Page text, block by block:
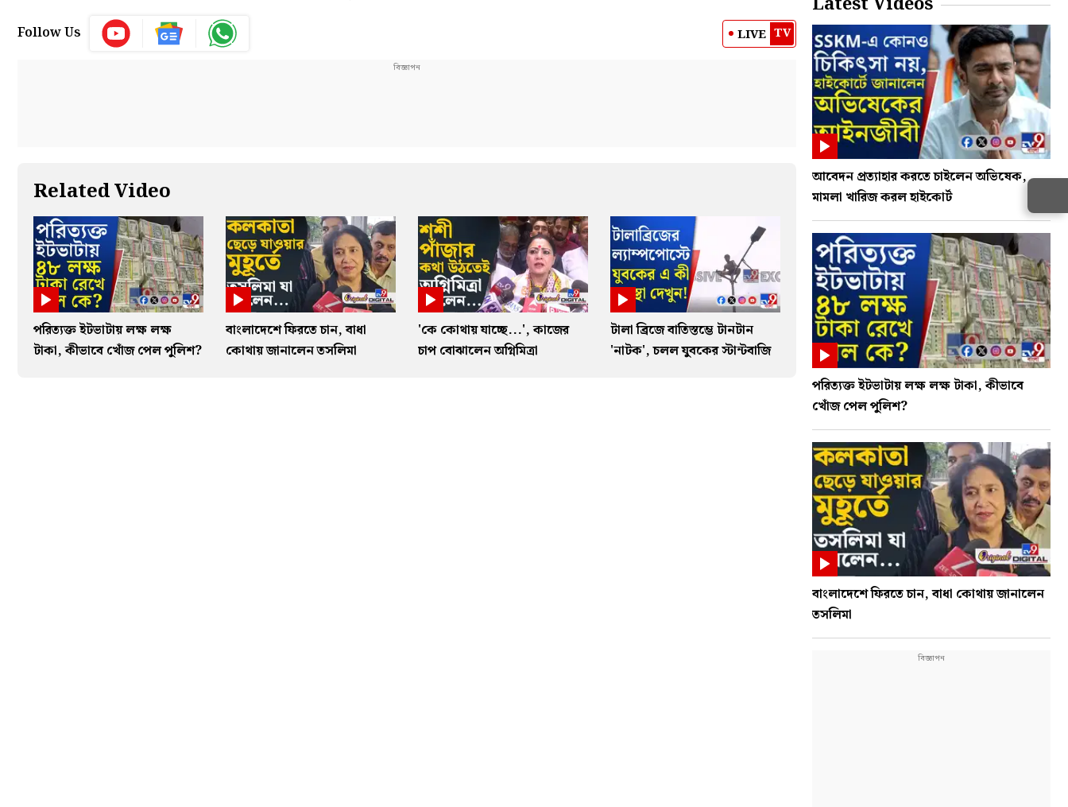
Follow Us LIVE TV
Related Video
পরিত্যক্ত ইটভাটায় লক্ষ লক্ষ
টাকা, কীভাবে খোঁজ পেল পুলিশ?
বাংলাদেশে ফিরতে চান, বাধা
কোথায় জানালেন তসলিমা
'কে কোথায় যাচ্ছে...', কাজের
চাপ বোঝালেন অগ্নিমিত্রা
টালা ব্রিজে বাতিস্তম্ভে টানটান
'নাটক', চলল যুবকের স্টান্টবাজি
আবেদন প্রত্যাহার করতে চাইলেন অভিষেক,
মামলা খারিজ করল হাইকোর্ট
পরিত্যক্ত ইটভাটায় লক্ষ লক্ষ টাকা, কীভাবে
খোঁজ পেল পুলিশ?
বাংলাদেশে ফিরতে চান, বাধা কোথায় জানালেন
তসলিমা